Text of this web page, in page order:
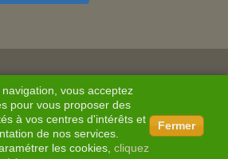
vous acceptez
pour vous proposer des
à vos centres d'intérêts et
de nos services.
les cookies, cliquez
Fermer
vente